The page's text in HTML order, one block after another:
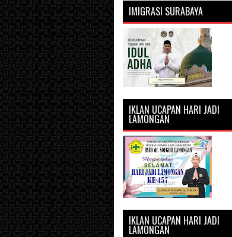
IMIGRASI SURABAYA
IKLAN UCAPAN HARI JADI
LAMONGAN
IKLAN UCAPAN HARI JADI
LAMONGAN